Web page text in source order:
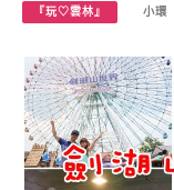
『玩♡雲林』 小環